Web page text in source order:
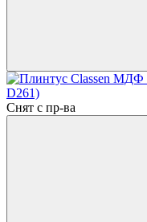
Снят с пр-ва